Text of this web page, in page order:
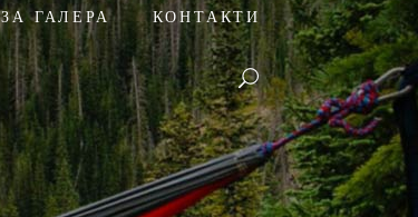
ЗА ГАЛЕРА КОНТАКТИ